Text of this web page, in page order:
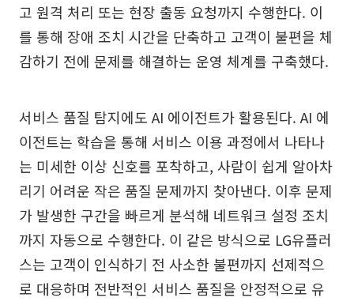
고 원격 처리 또는 현장 출동 요청까지 수행한다. 이
를 통해 장애 조치 시간을 단축하고 고객이 불편을 체
감하기 전에 문제를 해결하는 운영 체계를 구축했다.
서비스 품질 탐지에도 AI 에이전트가 활용된다. AI 에
이전트는 학습을 통해 서비스 이용 과정에서 나타나
는 미세한 이상 신호를 포착하고, 사람이 쉽게 알아차
리기 어려운 작은 품질 문제까지 찾아낸다. 이후 문제
가 발생한 구간을 빠르게 분석해 네트워크 설정 조치
까지 자동으로 수행한다. 이 같은 방식으로 LG유플러
스는 고객이 인식하기 전 사소한 불편까지 선제적으
로 대응하며 전반적인 서비스 품질을 안정적으로 유